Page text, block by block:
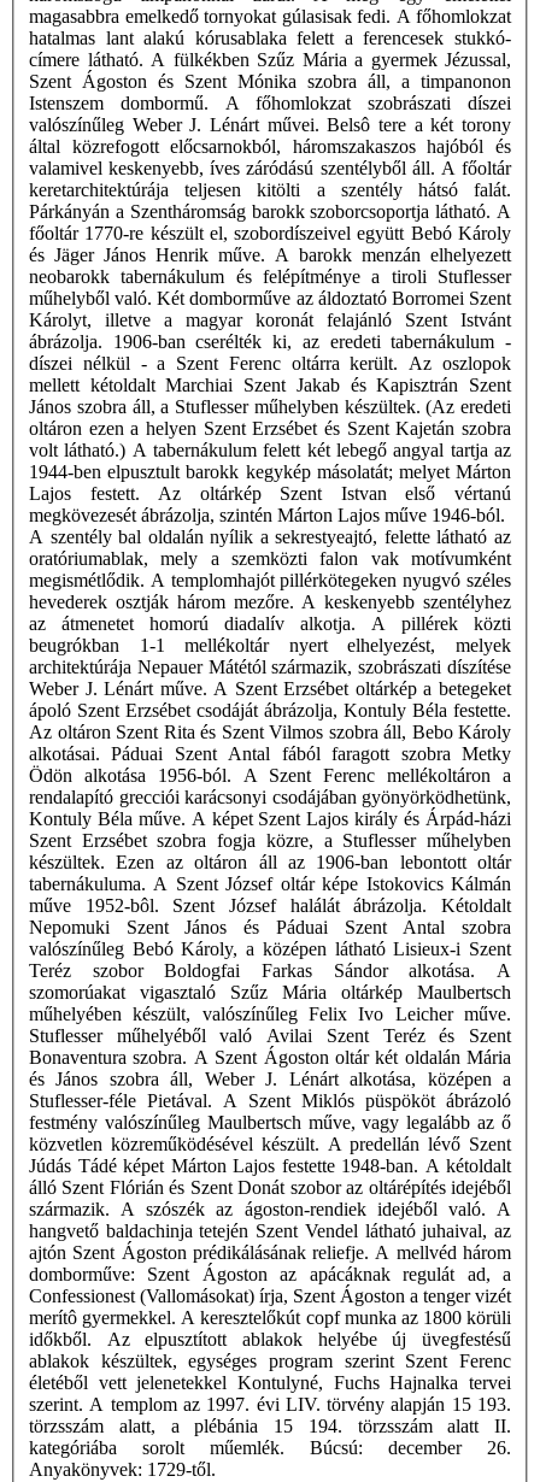
magasabbra emelkedő tornyokat gúlasisak fedi. A főhomlokzat
hatalmas lant alakú kórusablaka felett a ferencesek stukkó-
címere látható. A fülkékben Szűz Mária a gyermek Jézussal,
Szent Ágoston és Szent Mónika szobra áll, a timpanonon
Istenszem dombormű. A főhomlokzat szobrászati díszei
valószínűleg Weber J. Lénárt művei. Belsô tere a két torony
által közrefogott előcsarnokból, háromszakaszos hajóból és
valamivel keskenyebb, íves záródású szentélyből áll. A főoltár
keretarchitektúrája teljesen kitölti a szentély hátsó falát.
Párkányán a Szentháromság barokk szoborcsoportja látható. A
főoltár 1770-re készült el, szobordíszeivel együtt Bebó Károly
és Jäger János Henrik műve. A barokk menzán elhelyezett
neobarokk tabernákulum és felépítménye a tiroli Stuflesser
műhelyből való. Két domborműve az áldoztató Borromei Szent
Károlyt, illetve a magyar koronát felajánló Szent Istvánt
ábrázolja. 1906-ban cserélték ki, az eredeti tabernákulum -
díszei nélkül - a Szent Ferenc oltárra került. Az oszlopok
mellett kétoldalt Marchiai Szent Jakab és Kapisztrán Szent
János szobra áll, a Stuflesser műhelyben készültek. (Az eredeti
oltáron ezen a helyen Szent Erzsébet és Szent Kajetán szobra
volt látható.) A tabernákulum felett két lebegő angyal tartja az
1944-ben elpusztult barokk kegykép másolatát; melyet Márton
Lajos festett. Az oltárkép Szent Istvan első vértanú
megkövezesét ábrázolja, szintén Márton Lajos műve 1946-ból.
A szentély bal oldalán nyílik a sekrestyeajtó, felette látható az
oratóriumablak, mely a szemközti falon vak motívumként
megismétlődik. A templomhajót pillérkötegeken nyugvó széles
hevederek osztják három mezőre. A keskenyebb szentélyhez
az átmenetet homorú diadalív alkotja. A pillérek közti
beugrókban 1-1 mellékoltár nyert elhelyezést, melyek
architektúrája Nepauer Mátétól származik, szobrászati díszítése
Weber J. Lénárt műve. A Szent Erzsébet oltárkép a betegeket
ápoló Szent Erzsébet csodáját ábrázolja, Kontuly Béla festette.
Az oltáron Szent Rita és Szent Vilmos szobra áll, Bebo Károly
alkotásai. Páduai Szent Antal fából faragott szobra Metky
Ödön alkotása 1956-ból. A Szent Ferenc mellékoltáron a
rendalapító grecciói karácsonyi csodájában gyönyörködhetünk,
Kontuly Béla műve. A képet Szent Lajos király és Árpád-házi
Szent Erzsébet szobra fogja közre, a Stuflesser műhelyben
készültek. Ezen az oltáron áll az 1906-ban lebontott oltár
tabernákuluma. A Szent József oltár képe Istokovics Kálmán
műve 1952-bôl. Szent József halálát ábrázolja. Kétoldalt
Nepomuki Szent János és Páduai Szent Antal szobra
valószínűleg Bebó Károly, a középen látható Lisieux-i Szent
Teréz szobor Boldogfai Farkas Sándor alkotása. A
szomorúakat vigasztaló Szűz Mária oltárkép Maulbertsch
műhelyében készült, valószínűleg Felix Ivo Leicher műve.
Stuflesser műhelyéből való Avilai Szent Teréz és Szent
Bonaventura szobra. A Szent Ágoston oltár két oldalán Mária
és János szobra áll, Weber J. Lénárt alkotása, középen a
Stuflesser-féle Pietával. A Szent Miklós püspököt ábrázoló
festmény valószínűleg Maulbertsch műve, vagy legalább az ő
közvetlen közreműködésével készült. A predellán lévő Szent
Júdás Tádé képet Márton Lajos festette 1948-ban. A kétoldalt
álló Szent Flórián és Szent Donát szobor az oltárépítés idejéből
származik. A szószék az ágoston-rendiek idejéből való. A
hangvető baldachinja tetején Szent Vendel látható juhaival, az
ajtón Szent Ágoston prédikálásának reliefje. A mellvéd három
domborműve: Szent Ágoston az apácáknak regulát ad, a
Confessionest (Vallomásokat) írja, Szent Ágoston a tenger vizét
merítô gyermekkel. A keresztelőkút copf munka az 1800 körüli
időkből. Az elpusztított ablakok helyébe új üvegfestésű
ablakok készültek, egységes program szerint Szent Ferenc
életéből vett jelenetekkel Kontulyné, Fuchs Hajnalka tervei
szerint. A templom az 1997. évi LIV. törvény alapján 15 193.
törzsszám alatt, a plébánia 15 194. törzsszám alatt II.
kategóriába sorolt műemlék. Búcsú: december 26.
Anyakönyvek: 1729-től.